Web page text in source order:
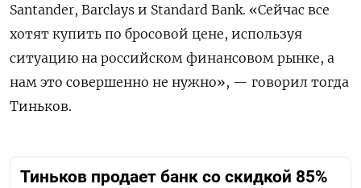
Santander, Barclays и Standard Bank. «Сейчас все
хотят купить по бросовой цене, используя
ситуацию на российском финансовом рынке, а
нам это совершенно не нужно», — говорил тогда
Тиньков.
Тиньков продает банк со скидкой 85%